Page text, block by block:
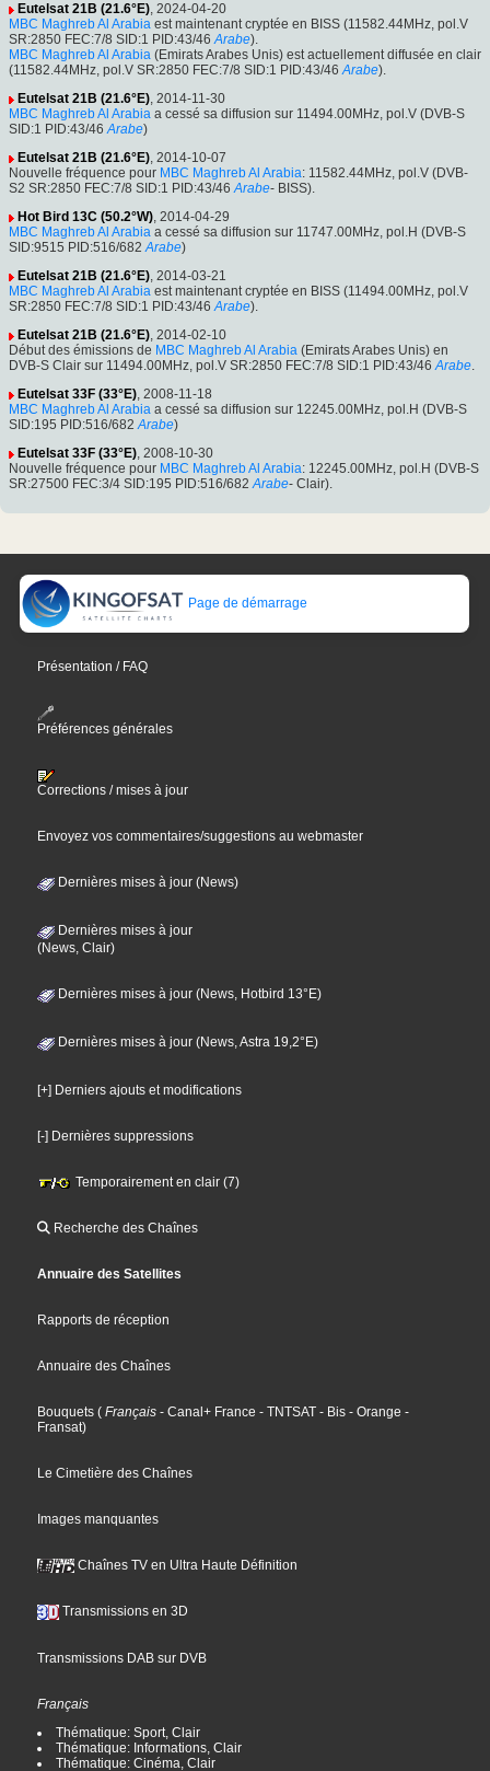
Eutelsat 21B (21.6°E), 2024-04-20
MBC Maghreb Al Arabia est maintenant cryptée en BISS (11582.44MHz, pol.V
SR:2850 FEC:7/8 SID:1 PID:43/46 Arabe).
MBC Maghreb Al Arabia (Emirats Arabes Unis) est actuellement diffusée en clair
(11582.44MHz, pol.V SR:2850 FEC:7/8 SID:1 PID:43/46 Arabe).
Eutelsat 21B (21.6°E), 2014-11-30
MBC Maghreb Al Arabia a cessé sa diffusion sur 11494.00MHz, pol.V (DVB-S
SID:1 PID:43/46 Arabe)
Eutelsat 21B (21.6°E), 2014-10-07
Nouvelle fréquence pour MBC Maghreb Al Arabia: 11582.44MHz, pol.V (DVB-
S2 SR:2850 FEC:7/8 SID:1 PID:43/46 Arabe- BISS).
Hot Bird 13C (50.2°W), 2014-04-29
MBC Maghreb Al Arabia a cessé sa diffusion sur 11747.00MHz, pol.H (DVB-S
SID:9515 PID:516/682 Arabe)
Eutelsat 21B (21.6°E), 2014-03-21
MBC Maghreb Al Arabia est maintenant cryptée en BISS (11494.00MHz, pol.V
SR:2850 FEC:7/8 SID:1 PID:43/46 Arabe).
Eutelsat 21B (21.6°E), 2014-02-10
Début des émissions de MBC Maghreb Al Arabia (Emirats Arabes Unis) en
DVB-S Clair sur 11494.00MHz, pol.V SR:2850 FEC:7/8 SID:1 PID:43/46 Arabe.
Eutelsat 33F (33°E), 2008-11-18
MBC Maghreb Al Arabia a cessé sa diffusion sur 12245.00MHz, pol.H (DVB-S
SID:195 PID:516/682 Arabe)
Eutelsat 33F (33°E), 2008-10-30
Nouvelle fréquence pour MBC Maghreb Al Arabia: 12245.00MHz, pol.H (DVB-S
SR:27500 FEC:3/4 SID:195 PID:516/682 Arabe- Clair).
Page de démarrage
Présentation / FAQ
Préférences générales
Corrections / mises à jour
Envoyez vos commentaires/suggestions au webmaster
Dernières mises à jour (News)
Dernières mises à jour
(News, Clair)
Dernières mises à jour (News, Hotbird 13°E)
Dernières mises à jour (News, Astra 19,2°E)
[+] Derniers ajouts et modifications
[-] Dernières suppressions
Temporairement en clair (7)
Recherche des Chaînes
Annuaire des Satellites
Rapports de réception
Annuaire des Chaînes
Bouquets ( Français - Canal+ France - TNTSAT - Bis - Orange -
Fransat)
Le Cimetière des Chaînes
Images manquantes
Chaînes TV en Ultra Haute Définition
Transmissions en 3D
Transmissions DAB sur DVB
Français
Thématique: Sport, Clair
Thématique: Informations, Clair
Thématique: Cinéma, Clair